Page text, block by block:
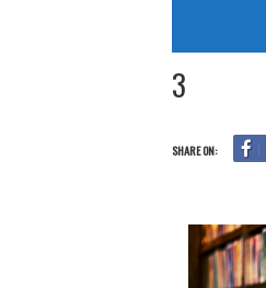
3
SHARE ON: